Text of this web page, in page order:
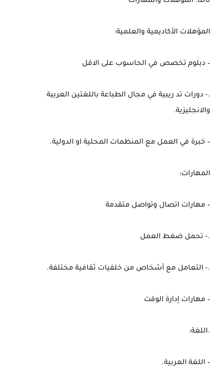
المؤهلات الأكاديمية والعلمية:
– دبلوم تخصص في الحاسوب على الاقل
.- دورات تد ريبية في مجال الطباعة باللغتين العربية
والانجليزية.
– خبرة في العمل مع المنظمات المحلية او الدولية.
المهارات:
– مهارات اتصال وتواصل متقدمة
.- تحمل ضغط العمل
.- التعامل مع أشخاص من خلفيات ثقافية مختلفة.
– مهارات إدارة الوقت
.اللغة:
– اللغة العربية.